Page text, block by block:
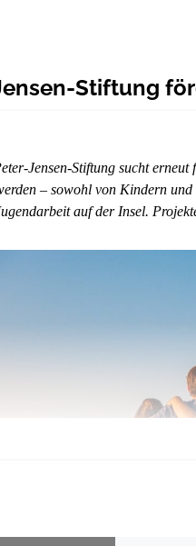
Stiftung
Jensen-Stiftung sucht
– sowohl von Kindern
auf der Insel.